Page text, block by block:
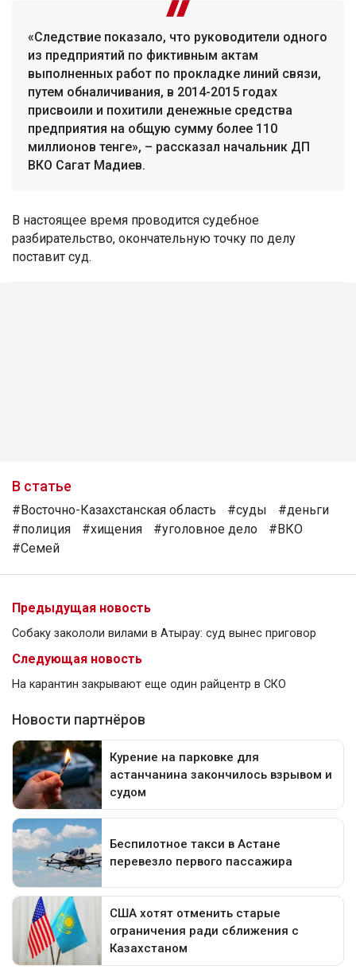
«Следствие показало, что руководители одного
из предприятий по фиктивным актам
выполненных работ по прокладке линий связи,
путем обналичивания, в 2014-2015 годах
присвоили и похитили денежные средства
предприятия на общую сумму более 110
миллионов тенге», – рассказал начальник ДП
ВКО Сагат Мадиев.
В настоящее время проводится судебное
разбирательство, окончательную точку по делу
поставит суд.
В статье
#Восточно-Казахстанская область #суды
#деньги
#полиция
#хищения #уголовное дело
#ВКО
#Семей
Предыдущая новость
Собаку закололи вилами в Атырау: суд вынес приговор
Следующая новость
На карантин закрывают еще один райцентр в СКО